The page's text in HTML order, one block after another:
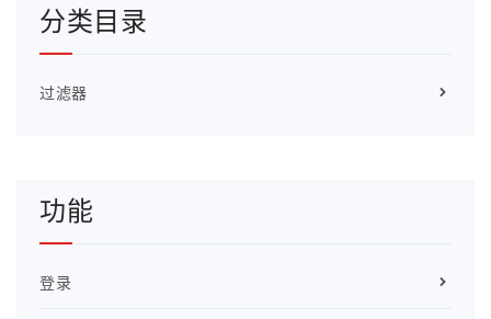
分类目录
过滤器
功能
登录